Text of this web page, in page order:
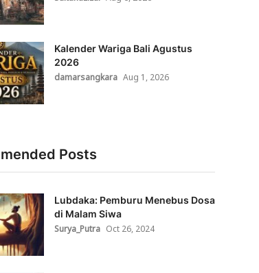
Kalender Wariga Bali Agustus
2026
damarsangkara Aug 1, 2026
Posts
Lubdaka: Pemburu Menebus Dosa
di Malam Siwa
Surya_Putra Oct 26, 2024